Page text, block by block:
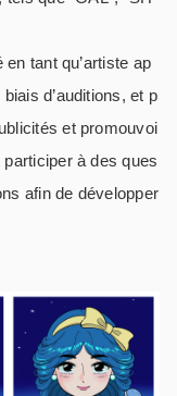
tant qu’artiste ap
d’auditions, et p
et promouvoi
à des ques
afin de développer